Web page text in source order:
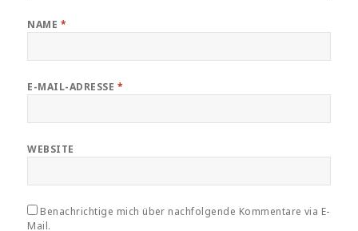
NAME *
E-MAIL-ADRESSE *
WEBSITE
Benachrichtige mich über nachfolgende Kommentare via E-
Mail.